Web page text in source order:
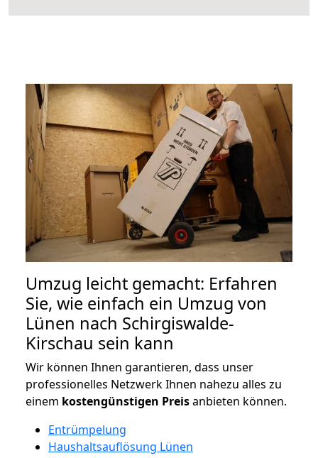
Umzug leicht gemacht: Erfahren
Sie, wie einfach ein Umzug von
Lünen nach Schirgiswalde-
Kirschau sein kann
Wir können Ihnen garantieren, dass unser
professionelles Netzwerk Ihnen nahezu alles zu
einem kostengünstigen Preisanbieten können.
Entrümpelung
Haushaltsauflösung Lünen